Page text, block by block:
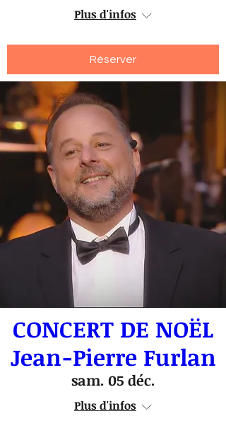
Plus d'infos
Réserver
CONCERT DE NOËL
Jean-Pierre Furlan
sam. 05 déc.
Plus d'infos